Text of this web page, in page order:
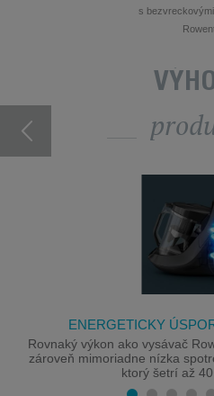
s
ENERGETICKY
Rovnaký výkon ako vysávač
zároveň mimoriadne nízka
ktorý šetrí až